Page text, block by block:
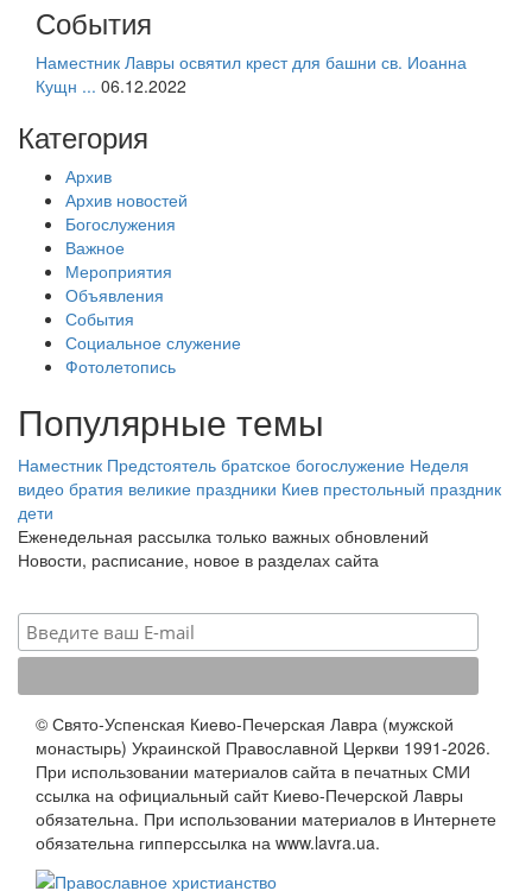
События
Наместник Лавры освятил крест для башни св. Иоанна
Кущн ... 06.12.2022
Категория
Архив
Архив новостей
Богослужения
Важное
Мероприятия
Объявления
События
Социальное служение
Фотолетопись
Популярные темы
Наместник Предстоятель братское богослужение Неделя
видео братия великие праздники Киев престольный праздник
дети
Еженедельная рассылка только важных обновлений
Новости, расписание, новое в разделах сайта
© Свято-Успенская Киево-Печерская Лавра (мужской
монастырь) Украинской Православной Церкви 1991-2026.
При использовании материалов сайта в печатных СМИ
ссылка на официальный сайт Киево-Печерской Лавры
обязательна. При использовании материалов в Интернете
обязательна гипперссылка на www.lavra.ua.